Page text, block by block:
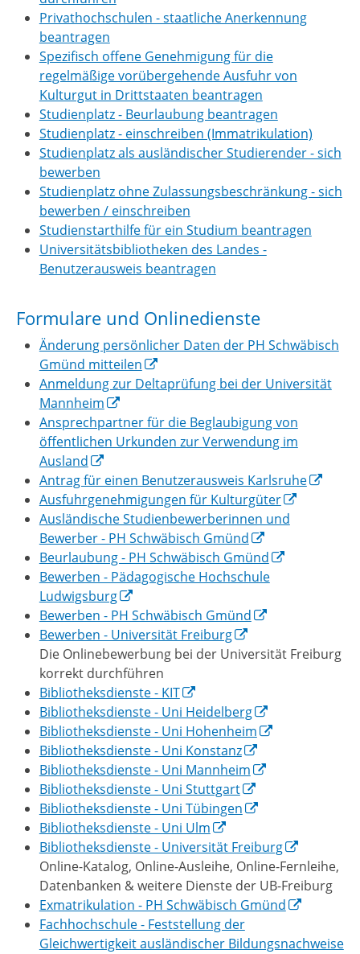
Privathochschulen - staatliche Anerkennung
beantragen
Spezifisch offene Genehmigung für die
regelmäßige vorübergehende Ausfuhr von
Kulturgut in Drittstaaten beantragen
Studienplatz - Beurlaubung beantragen
Studienplatz - einschreiben (Immatrikulation)
Studienplatz als ausländischer Studierender - sich
bewerben
Studienplatz ohne Zulassungsbeschränkung - sich
bewerben / einschreiben
Studienstarthilfe für ein Studium beantragen
Universitätsbibliotheken des Landes -
Benutzerausweis beantragen
Formulare und Onlinedienste
Änderung persönlicher Daten der PH Schwäbisch
Gmünd mitteilen
Anmeldung zur Deltaprüfung bei der Universität
Mannheim
Ansprechpartner für die Beglaubigung von
öffentlichen Urkunden zur Verwendung im
Ausland
Antrag für einen Benutzerausweis Karlsruhe
Ausfuhrgenehmigungen für Kulturgüter
Ausländische Studienbewerberinnen und
Bewerber - PH Schwäbisch Gmünd
Beurlaubung - PH Schwäbisch Gmünd
Bewerben - Pädagogische Hochschule
Ludwigsburg
Bewerben - PH Schwäbisch Gmünd
Bewerben - Universität Freiburg
Die Onlinebewerbung bei der Universität Freiburg
korrekt durchführen
Bibliotheksdienste - KIT
Bibliotheksdienste - Uni Heidelberg
Bibliotheksdienste - Uni Hohenheim
Bibliotheksdienste - Uni Konstanz
Bibliotheksdienste - Uni Mannheim
Bibliotheksdienste - Uni Stuttgart
Bibliotheksdienste - Uni Tübingen
Bibliotheksdienste - Uni Ulm
Bibliotheksdienste - Universität Freiburg
Online-Katalog, Online-Ausleihe, Online-Fernleihe,
Datenbanken & weitere Dienste der UB-Freiburg
Exmatrikulation - PH Schwäbisch Gmünd
Fachhochschule - Feststellung der
Gleichwertigkeit ausländischer Bildungsnachweise